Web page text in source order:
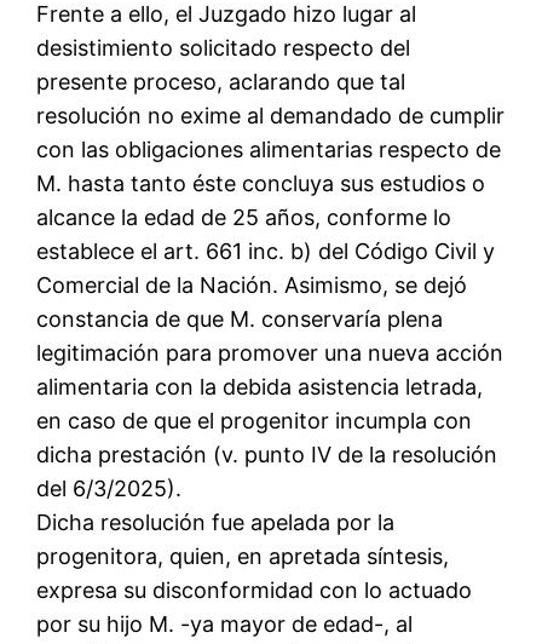
Frente a ello, el Juzgado hizo lugar al
desistimiento solicitado respecto del
presente proceso, aclarando que tal
resolución no exime al demandado de cumplir
con las obligaciones alimentarias respecto de
M. hasta tanto éste concluya sus estudios o
alcance la edad de 25 años, conforme lo
establece el art. 661 inc. b) del Código Civil y
Comercial de la Nación. Asimismo, se dejó
constancia de que M. conservaría plena
legitimación para promover una nueva acción
alimentaria con la debida asistencia letrada,
en caso de que el progenitor incumpla con
dicha prestación (v. punto IV de la resolución
del 6/3/2025).
Dicha resolución fue apelada por la
progenitora, quien, en apretada síntesis,
expresa su disconformidad con lo actuado
por su hijo M. -ya mayor de edad-, al